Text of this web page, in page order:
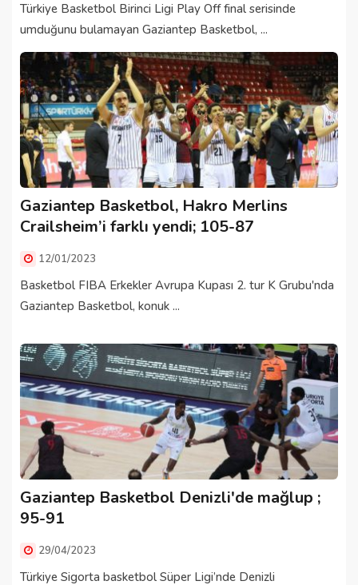
Türkiye Basketbol Birinci Ligi Play Off final serisinde
umduğunu bulamayan Gaziantep Basketbol, ...
Gaziantep Basketbol, Hakro Merlins
Crailsheim’i farklı yendi; 105-87
12/01/2023
Basketbol FIBA Erkekler Avrupa Kupası 2. tur K Grubu'nda
Gaziantep Basketbol, konuk ...
Gaziantep Basketbol Denizli'de mağlup ;
95-91
29/04/2023
Türkiye Sigorta basketbol Süper Ligi’nde Denizli